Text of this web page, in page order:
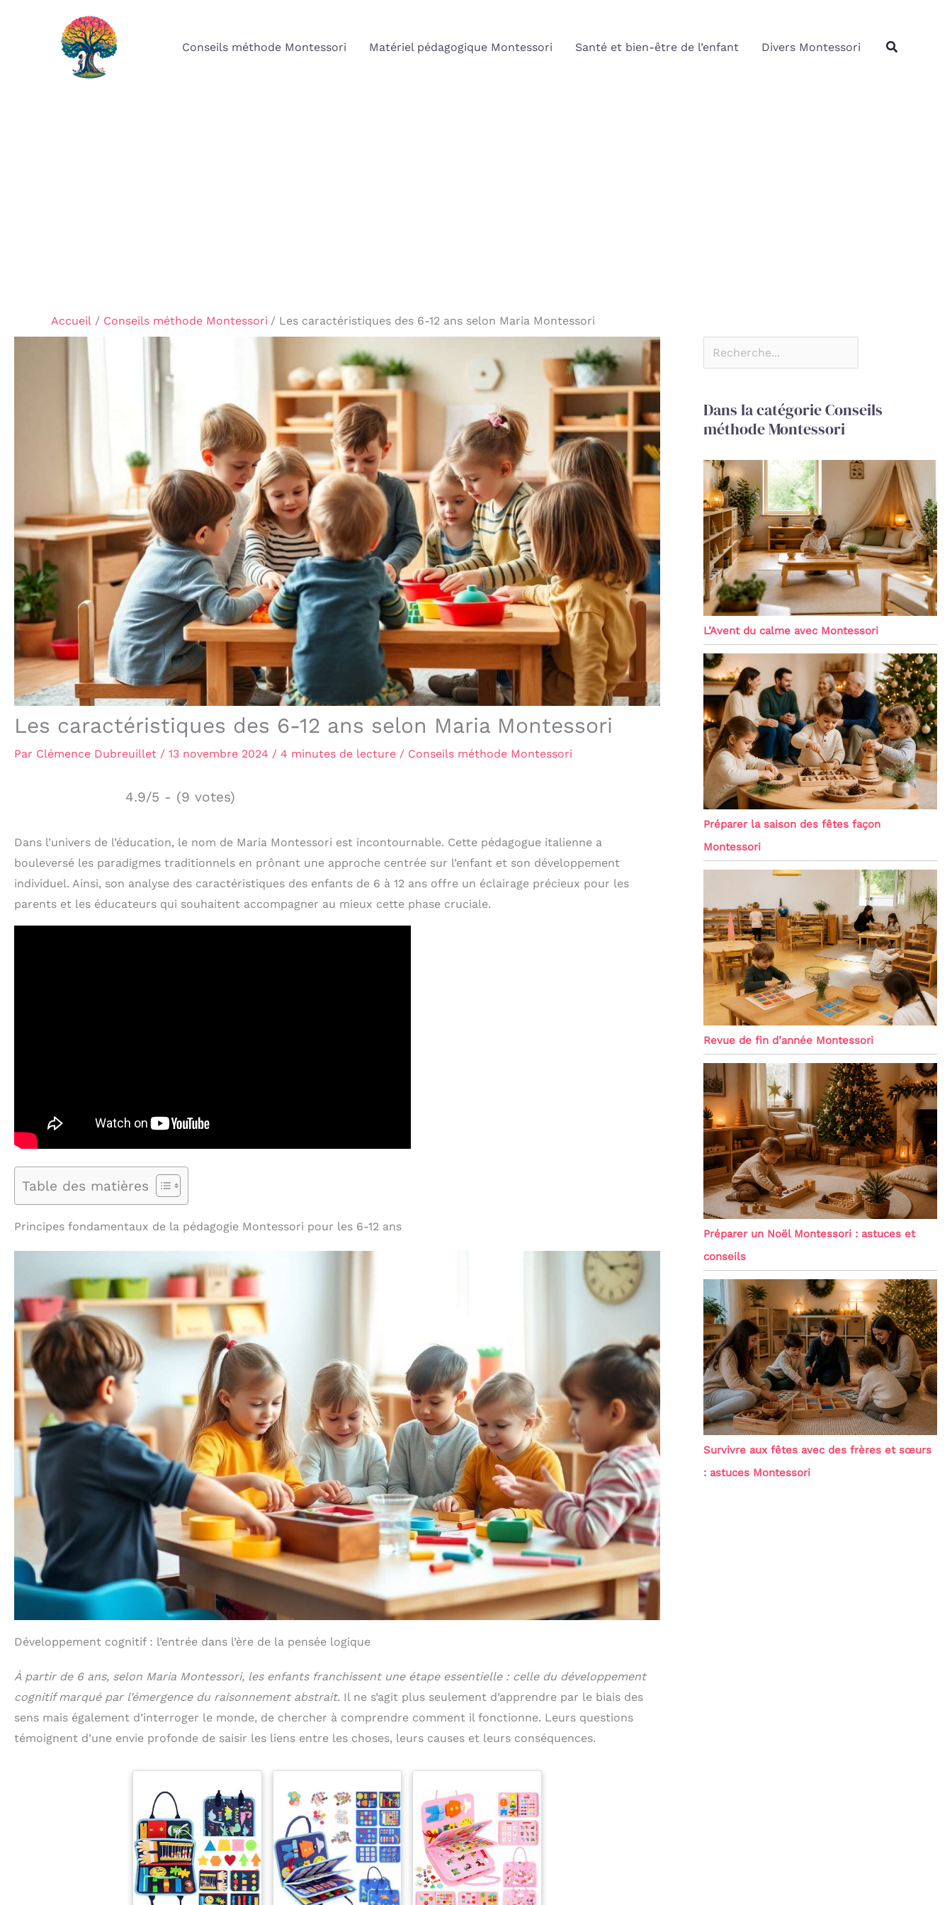
Conseils méthode Montessori Matériel pédagogique Montessori Santé et bien-être de l’enfant Divers Montessori
Accueil Conseils méthode Montessori Les caractéristiques des 6-12 ans selon Maria Montessori
Les caractéristiques des 6-12 ans selon Maria Montessori
Par Clémence Dubreuillet / 13 novembre 2024 / 4 minutes de lecture / Conseils méthode Montessori
4.9/5 - (9 votes)
Dans l’univers de l’éducation, le nom de Maria Montessori est incontournable. Cette pédagogue italienne a
bouleversé les paradigmes traditionnels en prônant une approche centrée sur l’enfant et son développement
individuel. Ainsi, son analyse des caractéristiques des enfants de 6 à 12 ans offre un éclairage précieux pour les
parents et les éducateurs qui souhaitent accompagner au mieux cette phase cruciale.
Table des matières
Principes fondamentaux de la pédagogie Montessori pour les 6-12 ans
Développement cognitif : l’entrée dans l’ère de la pensée logique
À partir de 6 ans, selon Maria Montessori, les enfants franchissent une étape essentielle : celle du développement
cognitif marqué par l’émergence du raisonnement abstrait. Il ne s’agit plus seulement d’apprendre par le biais des
sens mais également d’interroger le monde, de chercher à comprendre comment il fonctionne. Leurs questions
témoignent d’une envie profonde de saisir les liens entre les choses, leurs causes et leurs conséquences.
Dans la catégorie Conseils
méthode Montessori
L’Avent du calme avec Montessori
Préparer la saison des fêtes façon
Montessori
Revue de fin d’année Montessori
Préparer un Noël Montessori : astuces et
conseils
Survivre aux fêtes avec des frères et sœurs
: astuces Montessori